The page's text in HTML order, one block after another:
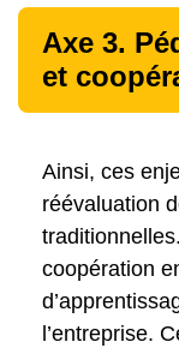
Axe 3.
et
Ainsi, ces
réévaluation
coopération
l’entreprise.